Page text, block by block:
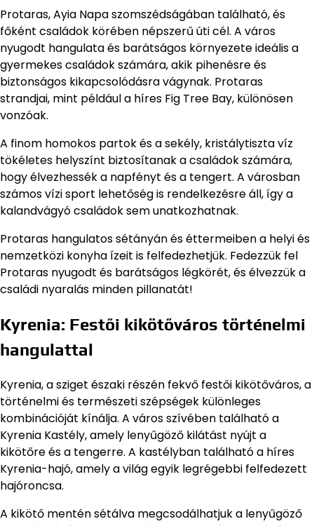
Protaras, Ayia Napa szomszédságában található, és
főként családok körében népszerű úti cél. A város
nyugodt hangulata és barátságos környezete ideális a
gyermekes családok számára, akik pihenésre és
biztonságos kikapcsolódásra vágynak. Protaras
strandjai, mint például a híres Fig Tree Bay, különösen
vonzóak.
A finom homokos partok és a sekély, kristálytiszta víz
tökéletes helyszínt biztosítanak a családok számára,
hogy élvezhessék a napfényt és a tengert. A városban
számos vízi sport lehetőség is rendelkezésre áll, így a
kalandvágyó családok sem unatkozhatnak.
Protaras hangulatos sétányán és éttermeiben a helyi és
nemzetközi konyha ízeit is felfedezhetjük. Fedezzük fel
Protaras nyugodt és barátságos légkörét, és élvezzük a
családi nyaralás minden pillanatát!
Kyrenia: Festői kikötőváros történelmi
hangulattal
Kyrenia, a sziget északi részén fekvő festői kikötőváros, a
történelmi és természeti szépségek különleges
kombinációját kínálja. A város szívében található a
Kyrenia Kastély, amely lenyűgöző kilátást nyújt a
kikötőre és a tengerre. A kastélyban található a híres
Kyrenia-hajó, amely a világ egyik legrégebbi felfedezett
hajóroncsa.
A kikötő mentén sétálva megcsodálhatjuk a lenyűgöző